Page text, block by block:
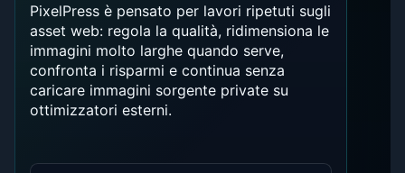
PixelPress è pensato per lavori ripetuti sugli
asset web: regola la qualità, ridimensiona le
immagini molto larghe quando serve,
confronta i risparmi e continua senza
caricare immagini sorgente private su
ottimizzatori esterni.